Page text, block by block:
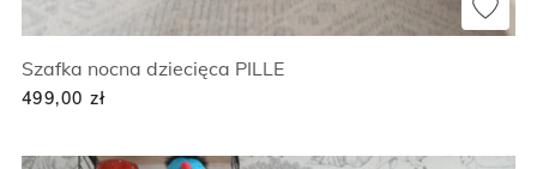
Szafka nocna dziecięca PILLE
499,00 zł